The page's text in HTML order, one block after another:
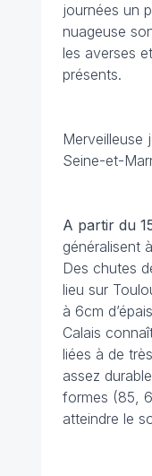
journées un
nuageuse
les averses
présents.
Merveilleuse
Seine-et-
A partir du
généralisent
Des chutes
lieu sur
à 6cm
Calais
liées à de
assez
formes (85,
atteindre le